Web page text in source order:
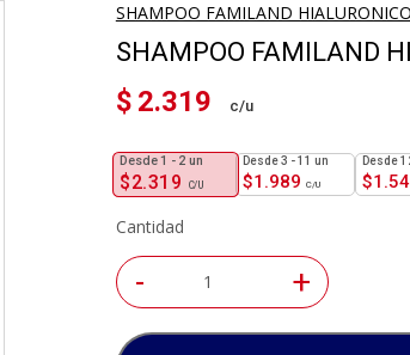
SHAMPOO FAMILAND
SHAMPOO FAMILAND
$ 2.319
$2.319
1 - 2 un
$1.989
3 - 11 un
$
Cantidad
- +